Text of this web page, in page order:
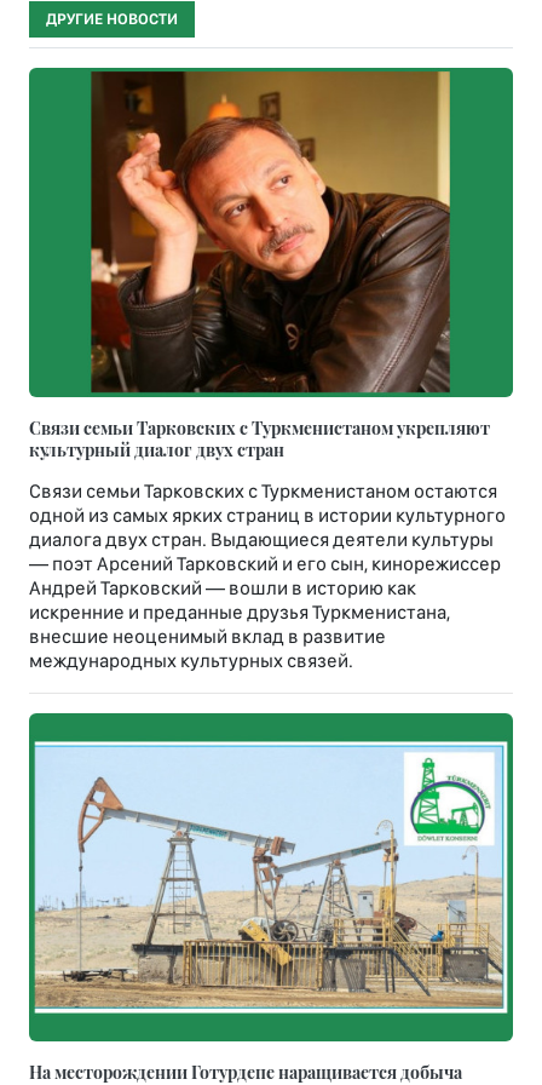
ДРУГИЕ НОВОСТИ
Связи семьи Тарковских с Туркменистаном укрепляют
культурный диалог двух стран
Связи семьи Тарковских с Туркменистаном остаются
одной из самых ярких страниц в истории культурного
диалога двух стран. Выдающиеся деятели культуры
— поэт Арсений Тарковский и его сын, кинорежиссер
Андрей Тарковский — вошли в историю как
искренние и преданные друзья Туркменистана,
внесшие неоценимый вклад в развитие
международных культурных связей.
На месторождении Готурдепе наращивается добыча